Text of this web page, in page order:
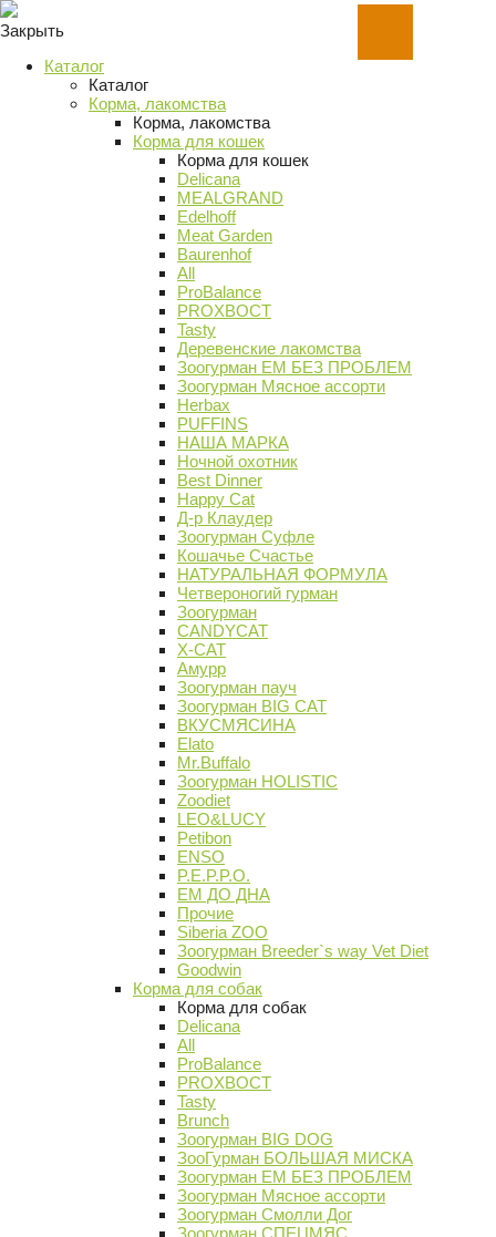
Закрыть
Каталог
Каталог
Корма, лакомства
Корма, лакомства
Корма для кошек
Корма для кошек
Delicana
MEALGRAND
Edelhoff
Meat Garden
Baurenhof
All
ProBalance
PROХВОСТ
Tasty
Деревенские лакомства
Зоогурман ЕМ БЕЗ ПРОБЛЕМ
Зоогурман Мясное ассорти
Herbax
PUFFINS
НАША МАРКА
Ночной охотник
Best Dinner
Happy Cat
Д-р Клаудер
Зоогурман Суфле
Кошачье Счастье
НАТУРАЛЬНАЯ ФОРМУЛА
Четвероногий гурман
Зоогурман
CANDYCAT
X-CAT
Амурр
Зоогурман пауч
Зоогурман BIG CAT
ВКУСМЯСИНА
Elato
Mr.Buffalo
Зоогурман HOLISTIC
Zoodiet
LEO&LUCY
Petibon
ENSO
P.E.P.P.O.
ЕМ ДО ДНА
Прочие
Siberia ZOO
Зоогурман Breeder`s way Vet Diet
Goodwin
Корма для собак
Корма для собак
Delicana
All
ProBalance
PROХВОСТ
Tasty
Brunch
Зоогурман BIG DOG
ЗооГурман БОЛЬШАЯ МИСКА
Зоогурман ЕМ БЕЗ ПРОБЛЕМ
Зоогурман Мясное ассорти
Зоогурман Смолли Дог
Зоогурман СПЕЦМЯС